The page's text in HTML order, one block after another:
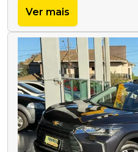
Ver mais